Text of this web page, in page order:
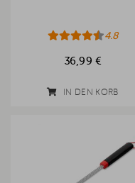
4.8
36,99 €
IN DEN KORB